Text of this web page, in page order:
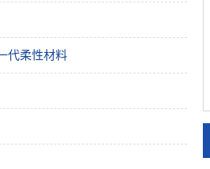
代柔性材料